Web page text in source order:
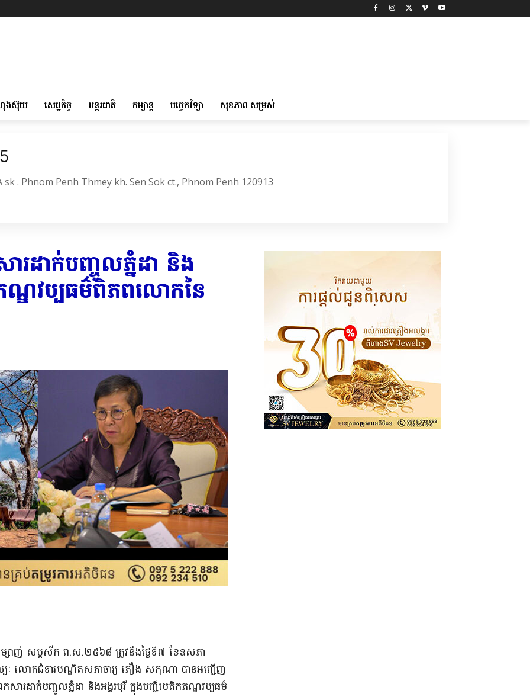
ងស៊ុយ សេដ្ឋកិច្ច អន្តរជាតិ កម្សាន្ត បច្ចេកវិទ្យា សុខភាព សម្រស់
. Phnom Penh Thmey kh. Sen Sok ct., Phnom Penh 120913
រដាក់បញ្ចូលភ្នំដា និង
ភណ្ឌវប្បធម៌ពិភពលោកនៃ
ម្សាញ់ សប្ដស័ក ព.ស.២៥៦៨ ត្រូវនឹងថ្ងៃទី៧ ខែឧសភា
ៈ លោកជំទាវបណ្ឌិតសភាចារ្យ ភឿង សកុណា បានអញ្ជើញ
ារដាក់បញ្ចូលភ្នំដា និងអង្គរបុរី ក្នុងបញ្ជីបេតិកភណ្ឌវប្បធម៌